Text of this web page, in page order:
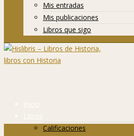
Mis entradas
Mis publicaciones
Libros que sigo
Inicio
Libros
Calificaciones